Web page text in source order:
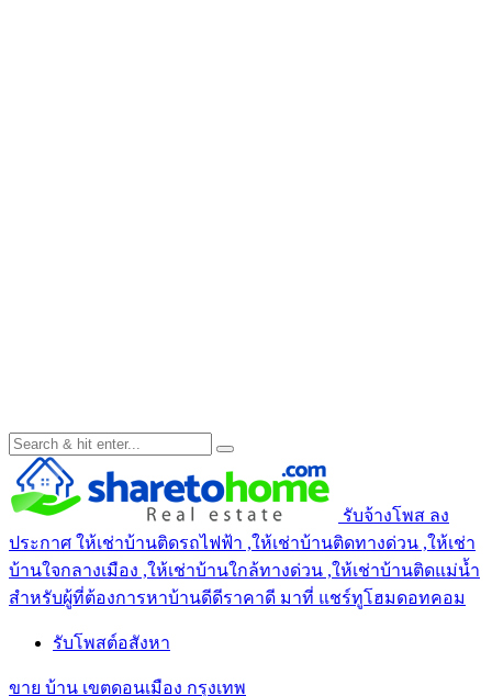
รับจ้างโพส ลง
ประกาศ ให้เช่าบ้านติดรถไฟฟ้า ,ให้เช่าบ้านติดทางด่วน ,ให้เช่า
บ้านใจกลางเมือง ,ให้เช่าบ้านใกล้ทางด่วน ,ให้เช่าบ้านติดแม่น้ำ
สำหรับผู้ที่ต้องการหาบ้านดีดีราคาดี มาที่ แชร์ทูโฮมดอทคอม
รับโพสต์อสังหา
ขาย บ้าน เขตดอนเมือง กรุงเทพ